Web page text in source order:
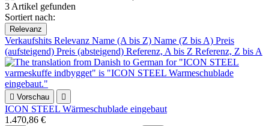
3 Artikel gefunden
Sortiert nach:
Relevanz
Verkaufshits Relevanz Name (A bis Z) Name (Z bis A) Preis
(aufsteigend) Preis (absteigend) Referenz, A bis Z Referenz, Z bis A
 Vorschau 
ICON STEEL Wärmeschublade eingebaut
1.470,86 €